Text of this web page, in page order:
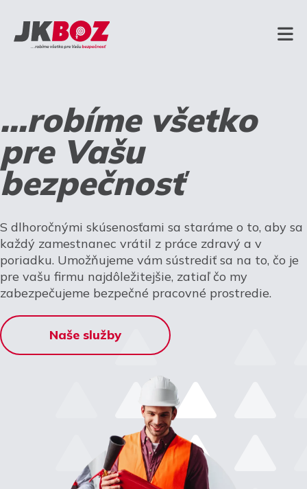
...robíme všetko
pre Vašu
bezpečnosť
S dlhoročnými skúsenosťami sa staráme o to, aby sa
každý zamestnanec vrátil z práce zdravý a v
poriadku. Umožňujeme vám sústrediť sa na to, čo je
pre vašu firmu najdôležitejšie, zatiaľ čo my
zabezpečujeme bezpečné pracovné prostredie.
Naše služby